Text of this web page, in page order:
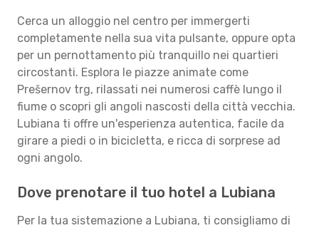
Cerca un alloggio nel centro per immergerti
completamente nella sua vita pulsante, oppure opta
per un pernottamento più tranquillo nei quartieri
circostanti. Esplora le piazze animate come
Prešernov trg, rilassati nei numerosi caffè lungo il
fiume o scopri gli angoli nascosti della città vecchia.
Lubiana ti offre un'esperienza autentica, facile da
girare a piedi o in bicicletta, e ricca di sorprese ad
ogni angolo.
Dove prenotare il tuo hotel a Lubiana
Per la tua sistemazione a Lubiana, ti consigliamo di